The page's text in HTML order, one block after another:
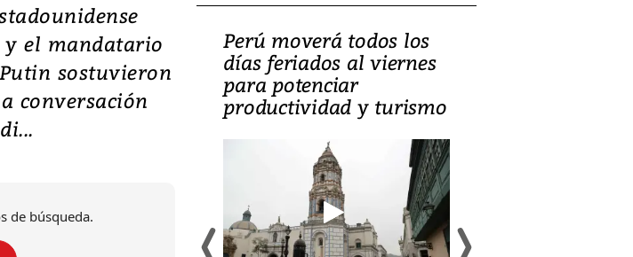
y el mandatario
sostuvieron
conversación
de búsqueda.
Lula lanza su
con
de inversión
educación y
Perú moverá todos los
días feriados al viernes
para potenciar
productividad y turismo